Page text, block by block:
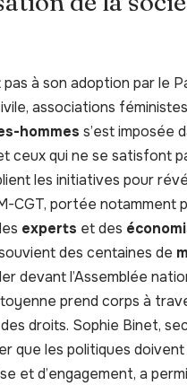
à son adoption par le
associations
hommes s’est imposée
ceux qui ne se satisfont
les initiatives pour
CGT, portée notamment
experts et des
des centaines de
devant l’Assemblée
prend corps à
droits. Sophie Binet,
que les politiques
et d’engagement, a